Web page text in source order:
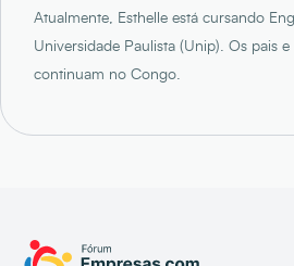
Atualmente, Esthelle está cursando
Universidade Paulista (Unip). Os pais
continuam no Congo.